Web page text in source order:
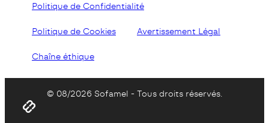
Politique de Confidentialité
Politique de Cookies Avertissement Légal
Chaîne éthique
© 08/2026 Sofamel - Tous droits réservés.